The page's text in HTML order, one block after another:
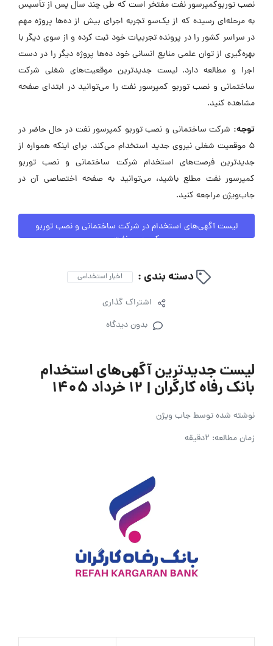
نصب توربوکمپرسور نفت مفتخر است که طی چند سال پس از تأسیس
به مرحله‌ای رسیده که از یک‌سو تجربه اجرای بیش از ده‌ها پروژه مهم
در سراسر کشور را در پرونده تجربیات خود ثبت کرده و از سوی دیگر با
بهره‌گیری از توان علمی منابع انسانی خود ده‌ها پروژه دیگر را در دست
اجرا و مطالعه دارد. لیست جدیدترین موقعیت‌های شغلی شرکت
ساختمانی و نصب توربو کمپرسور نفت را می‌توانید در ابتدای صفحه
مشاهده کنید.
توجه: شرکت ساختمانی و نصب توربو کمپرسور نفت در حال حاضر در
۵ موقعیت شغلی نیروی جدید استخدام می‌کند. برای اینکه همواره از
جدیدترین فرصت‌های استخدام شرکت ساختمانی و نصب توربو
کمپرسور نفت مطلع باشید، می‌توانید به صفحه اختصاصی آن در
جاب‌ویژن مراجعه کنید.
لیست آگهی‌های استخدام در شرکت ساختمانی و نصب توربو
کمپرسور نفت
دسته بندی : اخبار استخدامی
اشتراک گذاری
بدون دیدگاه
لیست جدیدترین آگهی‌های استخدام
بانک رفاه کارگران | 12 خرداد ۱۴۰۵
نوشته شده توسطجاب ویژن
زمان مطالعه: 2دقیقه